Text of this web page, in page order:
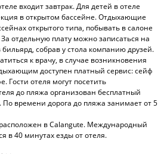
входит завтрак. Для детей в отеле
в открытом бассейне. Отдыхающие
открытого типа, побывать в салоне
отдельную плату можно записаться на
собрав у стола компанию друзей.
к врачу, в случае возникновения
доступен платный сервис: сейф
Гости отеля могут посетить
до пляжа организован бесплатный
По времени дорога до пляжа занимает от 5
в Сalangute. Международный
в 40 минутах езды от отеля.